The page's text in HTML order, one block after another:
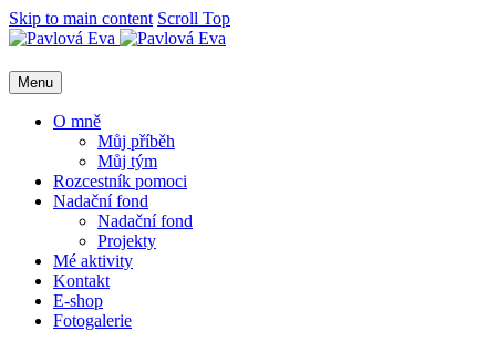
Skip to main content Scroll Top
Menu
O mně
Můj příběh
Můj tým
Rozcestník pomoci
Nadační fond
Nadační fond
Projekty
Mé aktivity
Kontakt
E-shop
Fotogalerie